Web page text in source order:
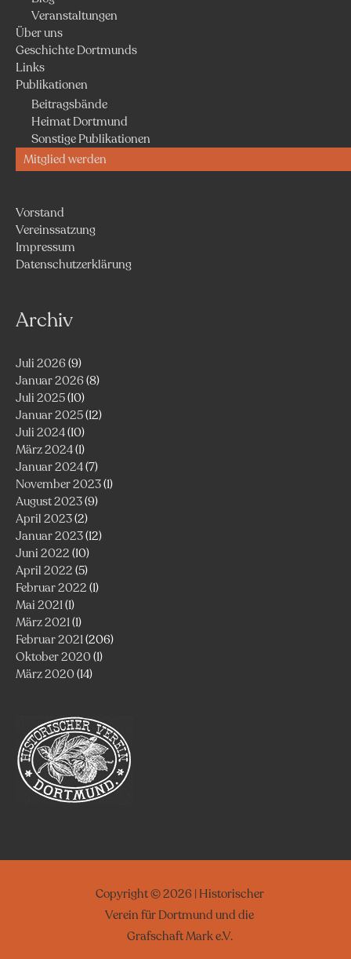
Veranstaltungen
Über uns
Geschichte Dortmunds
Links
Publikationen
Beitragsbände
Heimat Dortmund
Sonstige Publikationen
Mitglied werden
Vorstand
Vereinssatzung
Impressum
Datenschutzerklärung
Archiv
Juli 2026(9)
Januar 2026(8)
Juli 2025(10)
Januar 2025(12)
Juli 2024(10)
März 2024(1)
Januar 2024(7)
November 2023(1)
August 2023(9)
April 2023(2)
Januar 2023(12)
Juni 2022 (10)
April 2022 (5)
Februar 2022 (1)
Mai 2021(1)
März 2021(1)
Februar 2021(206)
Oktober 2020(1)
März 2020(14)
Copyright © 2026 | Historischer
Verein für Dortmund und die
Grafschaft Mark e.V.